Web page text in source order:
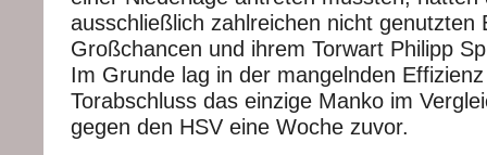
ausschließlich zahlreichen nicht genutzten
Großchancen und ihrem Torwart Philipp
Im Grunde lag in der mangelnden
Torabschluss das einzige Manko im
gegen den HSV eine Woche zuvor.